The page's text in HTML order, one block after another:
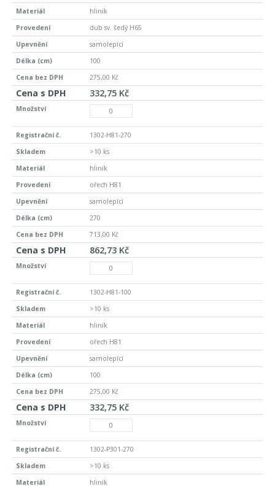
hliník
dub sv. šedý H65
samolepící
100
275,00 Kč
332,75 Kč
1302-H81-270
>10 ks
hliník
ořech H81
samolepící
270
713,00 Kč
862,73 Kč
1302-H81-100
>10 ks
hliník
ořech H81
samolepící
100
275,00 Kč
332,75 Kč
1302-P301-270
>10 ks
hliník